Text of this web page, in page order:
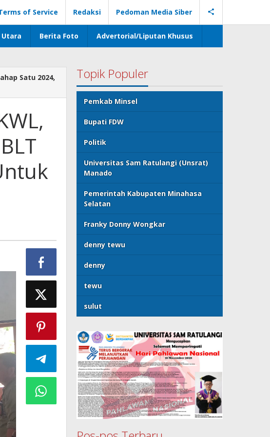
of Service Redaksi Pedoman Media Siber
Utara Berita Foto Advertorial/Liputan Khusus
Satu 2024,
Topik Populer
Pemkab Minsel
Bupati FDW
Politik
Universitas Sam Ratulangi (Unsrat)
Manado
Pemerintah Kabupaten Minahasa
Selatan
Franky Donny Wongkar
denny tewu
denny
tewu
sulut